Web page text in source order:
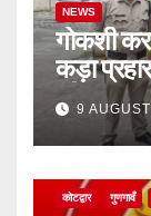
NEWS
गोकशी
कड़ा
की तलाश
9
कोटद्वार गुणगावँ